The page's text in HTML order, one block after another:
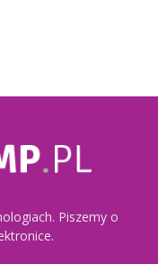
Piszemy o